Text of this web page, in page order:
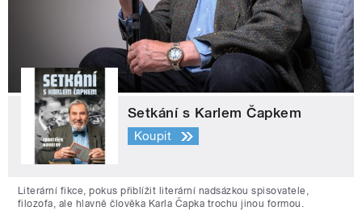
Setkání s Karlem Čapkem
Koupit
Literární fikce, pokus přiblížit literární nadsázkou spisovatele,
filozofa, ale hlavně člověka Karla Čapka trochu jinou formou.